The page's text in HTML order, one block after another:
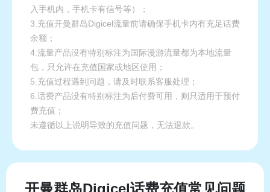
入手机内，手机卡有信号等）；
3.充值开曼群岛Digicel流量前请确保手机卡内有充足话费
余额；
4.流量产品没有特别标注为国际漫游流量都为本地流量
包，只允许在充值国家或地区使用；
5.充值过程遇到问题，请及时联系客服处理；
6.话费产品没有特别标注为后付费可用，则只适用于预付
费充值；
未遵循以上说明导致的充值问题，无法退款。
开曼群岛Digicel话费充值常见问题